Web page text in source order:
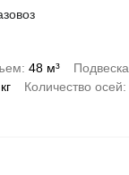
48 м³ Подвеска
Количество осей